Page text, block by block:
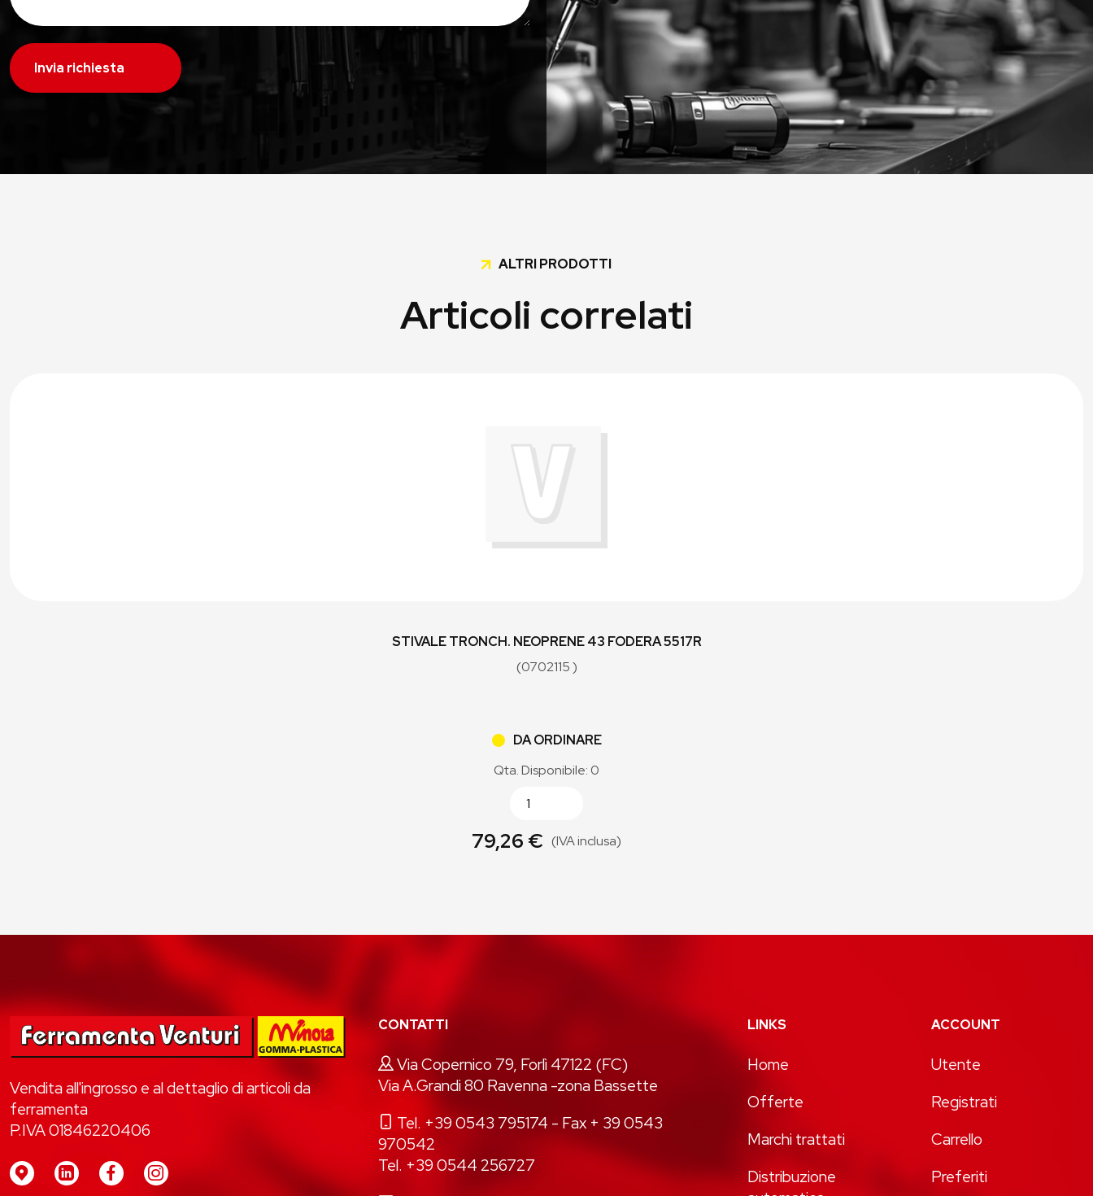
Invia richiesta
ALTRI PRODOTTI
Articoli correlati
STIVALE TRONCH. NEOPRENE 43 FODERA 5517R
(0702115 )
DA ORDINARE
Qta. Disponibile: 0
79,26 € (IVA inclusa)
Vendita all'ingrosso e al dettaglio di articoli da
ferramenta
P.IVA 01846220406
CONTATTI
Via Copernico 79, Forlì 47122 (FC)
Via A.Grandi 80 Ravenna -zona Bassette
Tel. +39 0543 795174 - Fax + 39 0543
970542
Tel. +39 0544 256727
LINKS
Home
Offerte
Marchi trattati
Distribuzione
ACCOUNT
Utente
Registrati
Carrello
Preferiti